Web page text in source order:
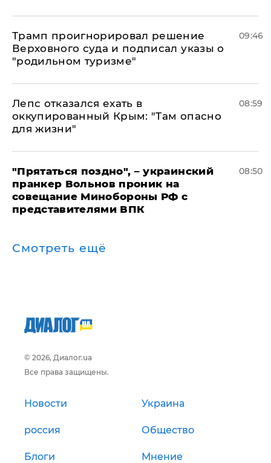
Трамп проигнорировал решение
Верховного суда и подписал указы о
"родильном туризме"
09:46
Лепс отказался ехать в
оккупированный Крым: "Там опасно
для жизни"
08:59
"Прятаться поздно", – украинский
пранкер Вольнов проник на
совещание Минобороны РФ с
представителями ВПК
08:50
Смотреть ещё
© 2026, Диалог.ua
Все права защищены.
Новости Украина
россия Общество
Блоги Мнение